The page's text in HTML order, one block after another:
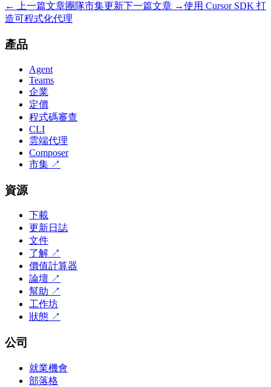
← 上一篇文章團隊市集更新下一篇文章 →使用 Cursor SDK 打
造可程式化代理
產品
Agent
Teams
企業
定價
程式碼審查
CLI
雲端代理
Composer
市集 ↗
資源
下載
更新日誌
文件
了解 ↗
價值計算器
論壇 ↗
幫助 ↗
工作坊
狀態 ↗
公司
就業機會
部落格